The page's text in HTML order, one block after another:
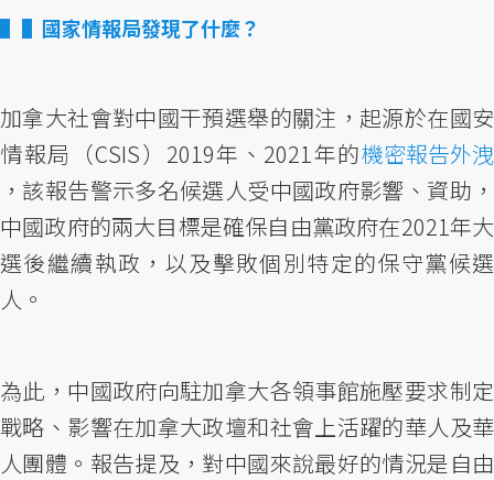
▌國家情報局發現了什麼？
加拿大社會對中國干預選舉的關注，起源於在國安
情報局（CSIS）2019年、2021年的機密報告外洩
，該報告警示多名候選人受中國政府影響、資助，
中國政府的兩大目標是確保自由黨政府在2021年大
選後繼續執政，以及擊敗個別特定的保守黨候選
人。
為此，中國政府向駐加拿大各領事館施壓要求制定
戰略、影響在加拿大政壇和社會上活躍的華人及華
人團體。報告提及，對中國來說最好的情況是自由